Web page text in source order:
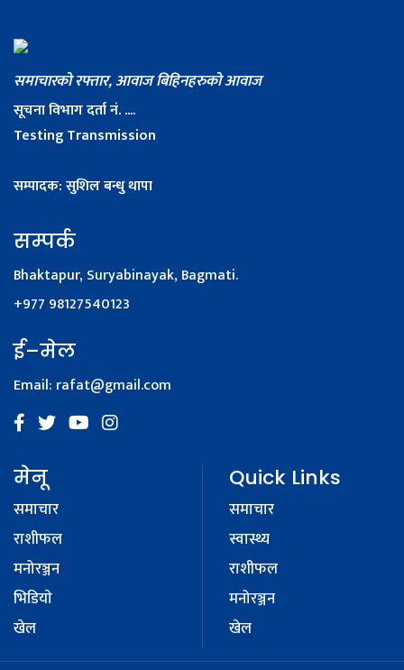
समाचारको रफ्तार, आवाज बिहिनहरुको आवाज
सूचना विभाग दर्ता नं. ....
Testing Transmission
सम्पादक: सुशिल बन्धु थापा
सम्पर्क
Bhaktapur, Suryabinayak, Bagmati.
+977 98127540123
ई–मेल
Email: rafat@gmail.com
मेनू
समाचार
राशीफल
मनोरञ्जन
भिडियाे
खेल
Quick Links
समाचार
स्वास्थ्य
राशीफल
मनोरञ्जन
खेल